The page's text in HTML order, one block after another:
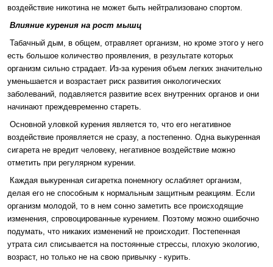
воздействие никотина не может быть нейтрализовано спортом.
Влияние курения на рост мышц
Табачный дым, в общем, отравляет организм, но кроме этого у него
есть большое количество проявления, в результате которых
организм сильно страдает. Из-за курения объем легких значительно
уменьшается и возрастает риск развития онкологических
заболеваний, подавляется развитие всех внутренних органов и они
начинают преждевременно стареть.
Основной уловкой курения является то, что его негативное
воздействие проявляется не сразу, а постепенно. Одна выкуренная
сигарета не вредит человеку, негативное воздействие можно
отметить при регулярном курении.
Каждая выкуренная сигаретка понемногу ослабляет организм,
делая его не способным к нормальным защитным реакциям. Если
организм молодой, то в нем сонно заметить все происходящие
изменения, спровоцированные курением. Поэтому можно ошибочно
подумать, что никаких изменений не происходит. Постепенная
утрата сил списывается на постоянные стрессы, плохую экологию,
возраст, но только не на свою привычку - курить.